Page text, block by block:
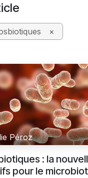
×
Péroz
: la
pour le